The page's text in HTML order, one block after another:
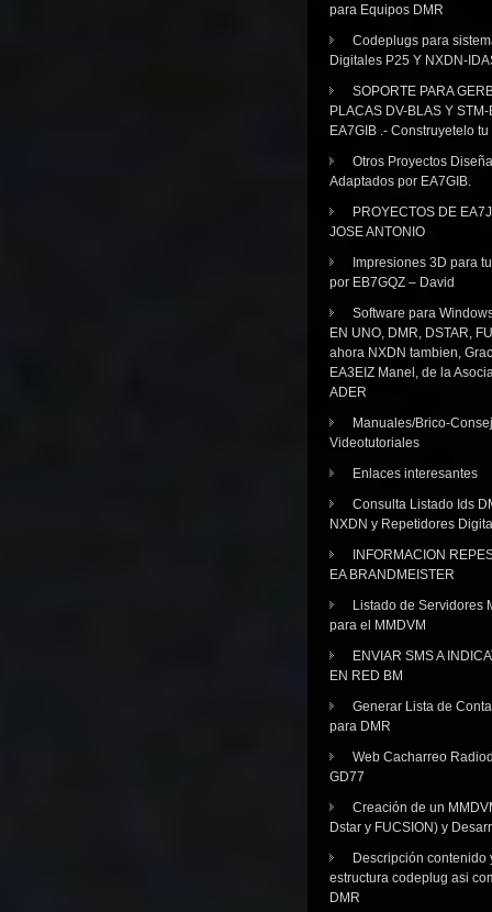
para Equipos DMR
Codeplugs para
Digitales P25 Y NXDN-
SOPORTE PARA
PLACAS DV-BLAS Y
EA7GIB .- Construyetelo
Otros Proyectos
Adaptados por EA7GIB.
PROYECTOS DE
JOSE ANTONIO
Impresiones 3D para
por EB7GQZ – David
Software para
EN UNO, DMR, DSTAR,
ahora NXDN tambien,
EA3EIZ Manel, de la
ADER
Manuales/Brico-
Videotutoriales
Enlaces interesantes
Consulta Listado Ids
NXDN y Repetidores
INFORMACION
EA BRANDMEISTER
Listado de Servidores
para el MMDVM
ENVIAR SMS A
EN RED BM
Generar Lista de
para DMR
Web Cacharreo
GD77
Creación de un
Dstar y FUCSION) y
Descripción contenido
estructura codeplug asi
DMR